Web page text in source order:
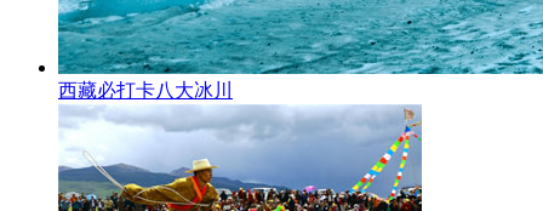
西藏必打卡八大冰川